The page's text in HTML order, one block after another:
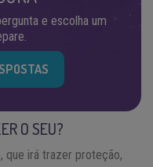
e escolha um
O SEU?
que irá trazer proteção,